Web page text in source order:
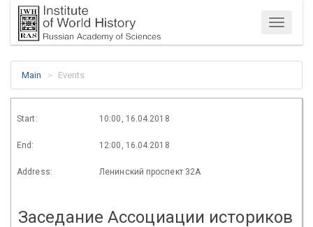
Menu
Main Events
Start: 10:00, 16.04.2018
End: 12:00, 16.04.2018
Address: Ленинский проспект 32А
Заседание Ассоциации историков